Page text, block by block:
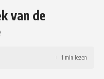
van de
1 min lezen